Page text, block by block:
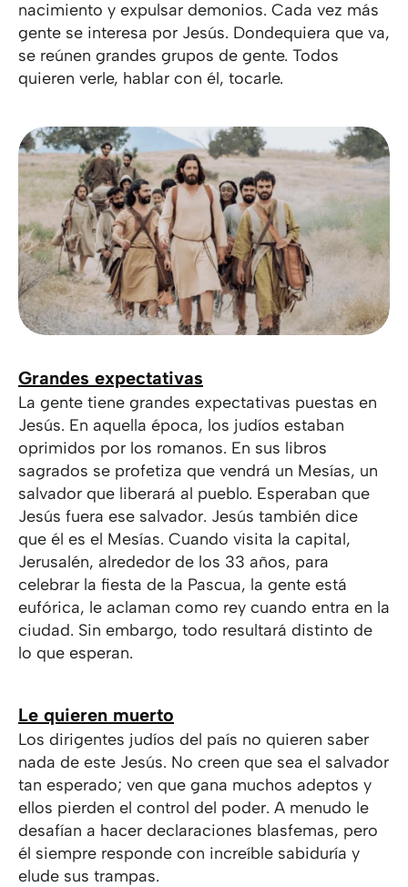
nacimiento y expulsar demonios. Cada vez más
gente se interesa por Jesús. Dondequiera que va,
se reúnen grandes grupos de gente. Todos
quieren verle, hablar con él, tocarle.
Grandes expectativas
La gente tiene grandes expectativas puestas en
Jesús. En aquella época, los judíos estaban
oprimidos por los romanos. En sus libros
sagrados se profetiza que vendrá un Mesías, un
salvador que liberará al pueblo. Esperaban que
Jesús fuera ese salvador. Jesús también dice
que él es el Mesías. Cuando visita la capital,
Jerusalén, alrededor de los 33 años, para
celebrar la fiesta de la Pascua, la gente está
eufórica, le aclaman como rey cuando entra en la
ciudad. Sin embargo, todo resultará distinto de
lo que esperan.
Le quieren muerto
Los dirigentes judíos del país no quieren saber
nada de este Jesús. No creen que sea el salvador
tan esperado; ven que gana muchos adeptos y
ellos pierden el control del poder. A menudo le
desafían a hacer declaraciones blasfemas, pero
él siempre responde con increíble sabiduría y
elude sus trampas.